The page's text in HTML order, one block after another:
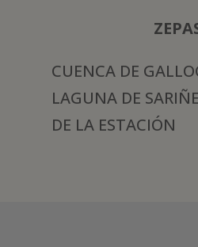
CUENCA DE
LAGUNA DE
DE LA ESTACIÓN